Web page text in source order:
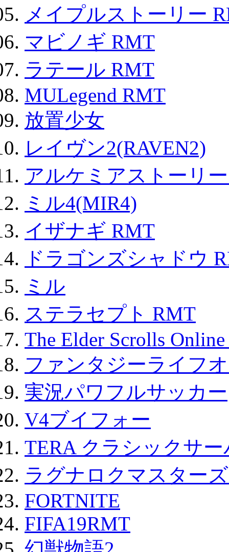
メイプルストーリー
マビノギ RMT
ラテール RMT
MULegend RMT
放置少女
レイヴン2(RAVEN2)
アルケミアストーリ
ミル4(MIR4)
イザナギ RMT
ドラゴンズシャドウ
ミル
ステラセプト RMT
The Elder Scrolls
ファンタジーライフ
実況パワフルサッカー
V4ブイフォー
TERA クラシックサ
ラグナロクマスター
FORTNITE
FIFA19RMT